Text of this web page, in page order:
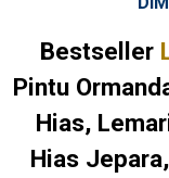
Bestseller
Pintu
Hias,
Hias